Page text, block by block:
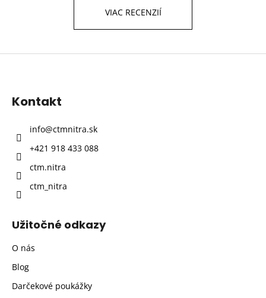
VIAC RECENZIÍ
Z
Kontakt
info@ctmnitra.sk
+421 918 433 088
ctm.nitra
ctm_nitra
Užitočné odkazy
O nás
Blog
Darčekové poukážky